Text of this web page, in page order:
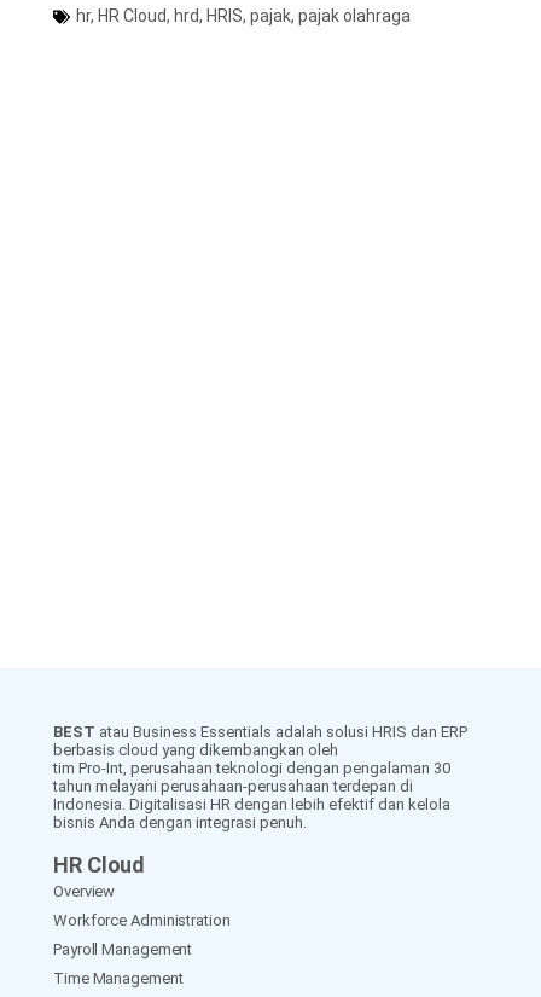
hr, HR Cloud, hrd, HRIS, pajak, pajak olahraga
BEST atau Business Essentials adalah solusi HRIS dan ERP
berbasis cloud yang dikembangkan oleh
tim Pro-Int, perusahaan teknologi dengan pengalaman 30
tahun melayani perusahaan-perusahaan terdepan di
Indonesia. Digitalisasi HR dengan lebih efektif dan kelola
bisnis Anda dengan integrasi penuh.
HR Cloud
Overview
Workforce Administration
Payroll Management
Time Management